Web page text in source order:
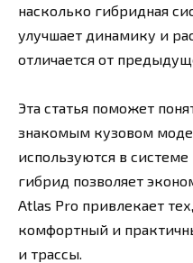
насколько гибридная
улучшает динамику и
отличается от
Эта статья поможет
знакомым кузовом
используются в
гибрид позволяет
Atlas Pro привлекает
комфортный и
и трассы.